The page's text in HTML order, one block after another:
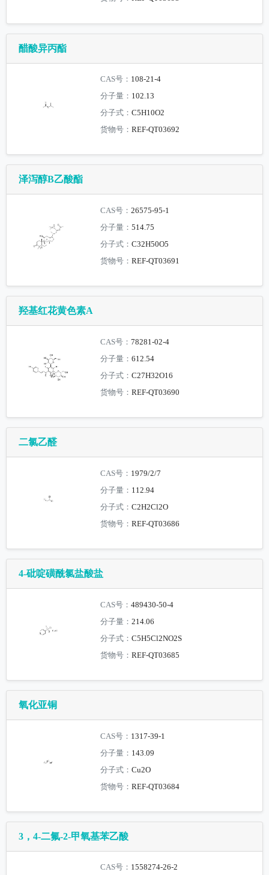
醋酸异丙酯
CAS号： 108-21-4
分子量： 102.13
分子式：C5H10O2
货物号：REF-QT03692
泽泻醇B乙酸酯
CAS号：26575-95-1
分子量：514.75
分子式：C32H50O5
货物号：REF-QT03691
羟基红花黄色素A
CAS号：78281-02-4
分子量：612.54
分子式：C27H32O16
货物号：REF-QT03690
二氯乙醛
CAS号： 1979/2/7
分子量： 112.94
分子式：C2H2Cl2O
货物号：REF-QT03686
4-砒啶磺酰氯盐酸盐
CAS号：489430-50-4
分子量：214.06
分子式：C5H5Cl2NO2S
货物号：REF-QT03685
氧化亚铜
CAS号： 1317-39-1
分子量： 143.09
分子式：Cu2O
货物号：REF-QT03684
3，4-二氟-2-甲氧基苯乙酸
CAS号： 1558274-26-2